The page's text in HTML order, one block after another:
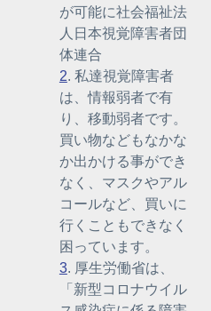
が可能に社会福祉法
人日本視覚障害者団
体連合
2. 私達視覚障害者
は、情報弱者で有
り、移動弱者です。
買い物などもなかな
か出かける事ができ
なく、マスクやアル
コールなど、買いに
行くこともできなく
困っています。
3. 厚生労働省は、
「新型コロナウイル